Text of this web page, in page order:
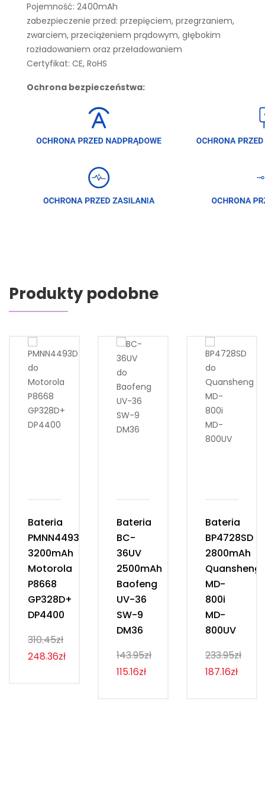
Pojemność: 2400mAh
zabezpieczenie przed: przepięciem, przegrzaniem,
zwarciem, przeciążeniem prądowym, głębokim
rozładowaniem oraz przeładowaniem
Certyfikat: CE, RoHS
Ochrona bezpieczeństwa:
Produkty podobne
Bateria
PMNN4493D
3200mAh
Motorola
P8668
GP328D+
DP4400
310.45zł
248.36zł
Bateria
BC-
36UV
2500mAh
Baofeng
UV-36
SW-9
DM36
143.95zł
115.16zł
Bateria
BP4728SD
2800mAh
Quansheng
MD-
800i
MD-
800UV
233.95zł
187.16zł